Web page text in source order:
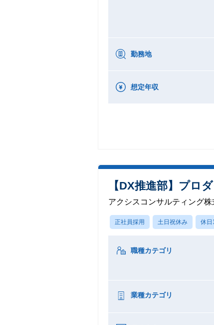
勤務地
想定年収
【DX推進部】プロ
アクシスコンサルティング株
正社員採用 土日祝休み 休日
職種カテゴリ
業種カテゴリ